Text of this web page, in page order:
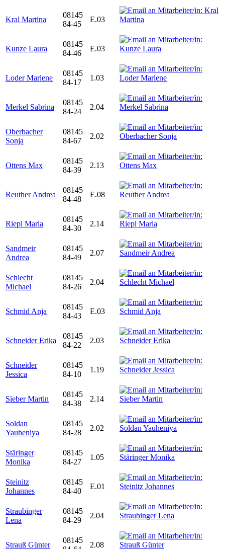
Kral Martina
08145
84-45
E.03
Kunze Laura
08145
84-46
E.03
Loder Marlene
08145
84-17
1.03
Merkel Sabrina
08145
84-24
2.04
Oberbacher
Sonja
08145
84-67
2.02
Ottens Max
08145
84-39
2.13
Reuther Andrea
08145
84-48
E.08
Riepl Maria
08145
84-30
2.14
Sandmeir
Andrea
08145
84-49
2.07
Schlecht
Michael
08145
84-26
2.04
Schmid Anja
08145
84-43
E.03
Schneider Erika
08145
84-22
2.03
Schneider
Jessica
08145
84-10
1.19
Sieber Martin
08145
84-38
2.14
Soldan
Yauheniya
08145
84-28
2.02
Stäringer
Monika
08145
84-27
1.05
Steinitz
Johannes
08145
84-40
E.01
Straubinger
Lena
08145
84-29
2.04
Strauß Günter
08145
2.08